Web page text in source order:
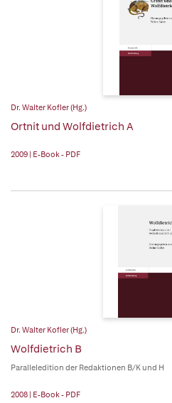
Dr. Walter Kofler (Hg.)
Ortnit und Wolfdietrich A
2009 | E-Book - PDF
Dr. Walter Kofler (Hg.)
Wolfdietrich B
Paralleledition der Redaktionen B/K und H
2008 | E-Book - PDF